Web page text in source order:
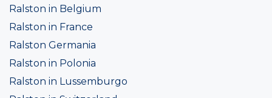
Ralston in Belgium
Ralston in France
Ralston Germania
Ralston in Polonia
Ralston in Lussemburgo